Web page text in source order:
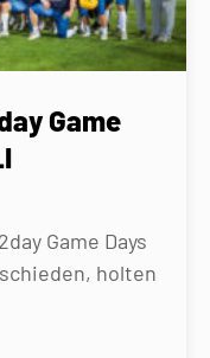
Game
Game Days
holten